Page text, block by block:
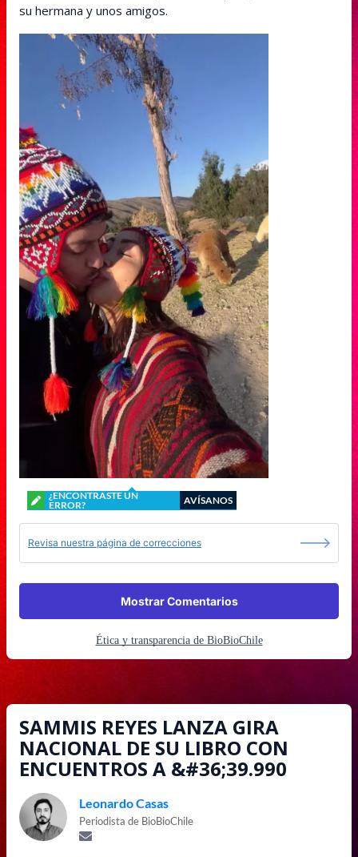
su hermana y unos amigos.
¿ENCONTRASTE UN
ERROR?
AVÍSANOS
Revisa nuestra página de correcciones
Mostrar Comentarios
Ética y transparencia de BioBioChile
SAMMIS REYES LANZA GIRA
NACIONAL DE SU LIBRO CON
ENCUENTROS A &#36;39.990
Leonardo Casas
Periodista de BioBioChile